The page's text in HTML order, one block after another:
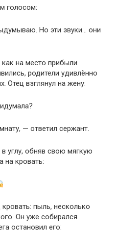
голосом:
Но эти звуки… они
на место прибыли
родители удивлённо
Отец взглянул на жену:
— ответил сержант.
углу, обняв свою мягкую
на кровать:
пыль, несколько
Он уже собирался
остановил его: